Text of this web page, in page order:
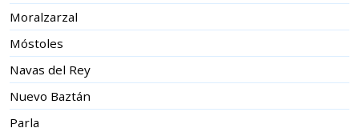
Moralzarzal
Móstoles
Navas del Rey
Nuevo Baztán
Parla